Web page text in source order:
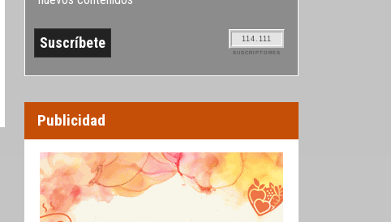
114.111
SUSCRIPTORES
Publicidad